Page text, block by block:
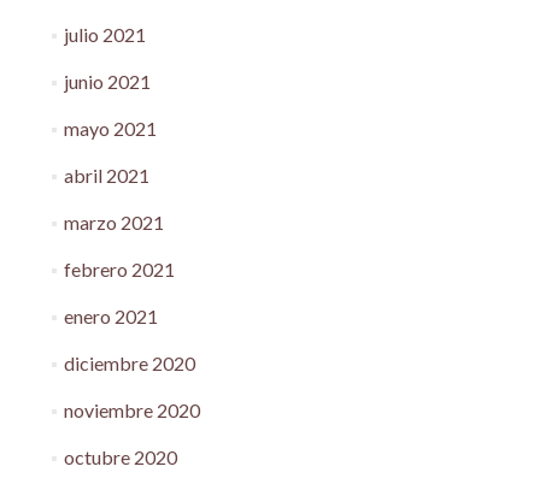
julio 2021
junio 2021
mayo 2021
abril 2021
marzo 2021
febrero 2021
enero 2021
diciembre 2020
noviembre 2020
octubre 2020